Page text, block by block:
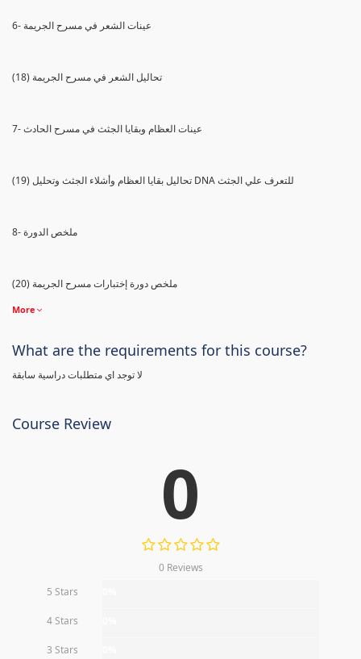
6- عينات الشعر في مسرح الجريمة
(18) تحاليل الشعر في مسرح الجريمة
7- عينات العظام وبقايا الجثث في مسرح الحادث
(19) تحاليل بقايا العظام وأشلاء الجثث وتحليل DNA للتعرف علي الجثث
8- ملخص الدورة
(20) ملخص دورة إختبارات مسرح الجريمة
More
What are the requirements for this course?
لا توجد اي متطلبات دراسية سابقة
Course Review
0
0 Reviews
5 Stars
4 Stars
3 Stars